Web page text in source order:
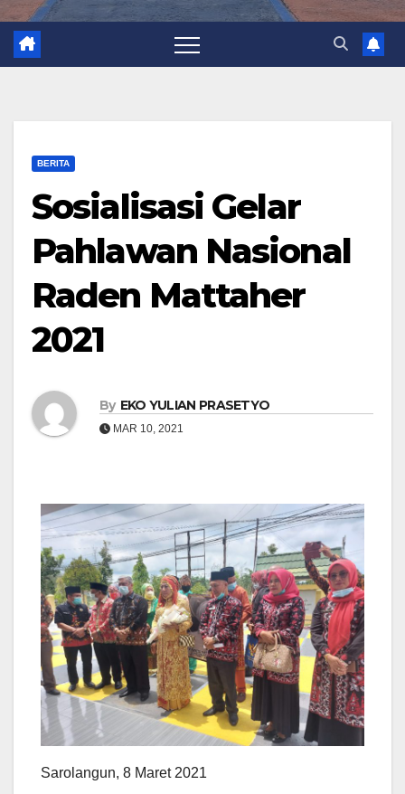
BERITA
Sosialisasi Gelar
Pahlawan Nasional
Raden Mattaher
2021
By EKO YULIAN PRASETYO
MAR 10, 2021
Sarolangun, 8 Maret 2021